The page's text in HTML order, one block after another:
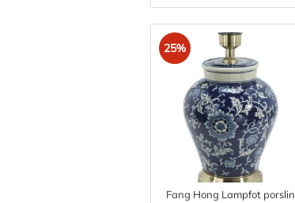
25%
Fang Hong Lampfot porslin